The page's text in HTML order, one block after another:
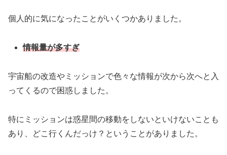
個人的に気になったことがいくつかありました。
情報量が多すぎ
宇宙船の改造やミッションで色々な情報が次から次へと入
ってくるので困惑しました。
特にミッションは惑星間の移動をしないといけないことも
あり、どこ行くんだっけ？ということがありました。